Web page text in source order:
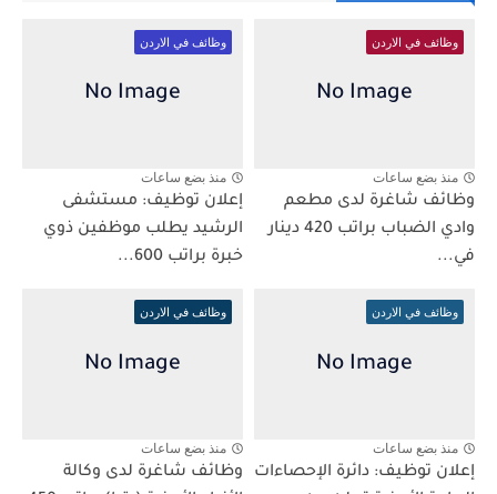
وظائف في الاردن
منذ بضع ساعات
وظائف شاغرة لدى مطعم
وادي الضباب براتب 420 دينار
في...
وظائف في الاردن
منذ بضع ساعات
إعلان توظيف: مستشفى
الرشيد يطلب موظفين ذوي
خبرة براتب 600...
وظائف في الاردن
منذ بضع ساعات
إعلان توظيف: دائرة الإحصاءات
وظائف في الاردن
منذ بضع ساعات
وظائف شاغرة لدى وكالة